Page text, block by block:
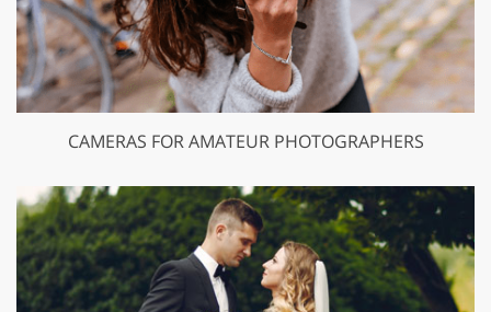
CAMERAS FOR AMATEUR PHOTOGRAPHERS